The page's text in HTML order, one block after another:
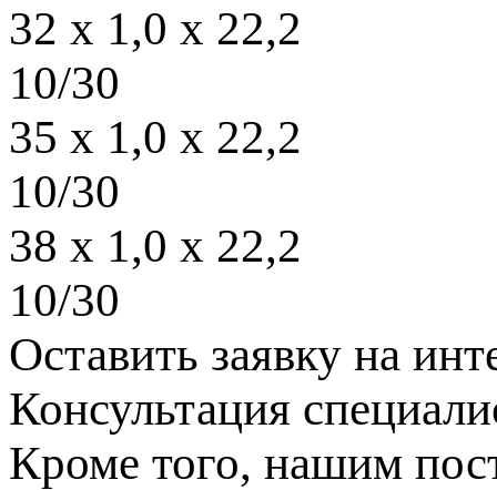
32 x 1,0 x 22,2
10/30
35 x 1,0 x 22,2
10/30
38 x 1,0 x 22,2
10/30
Оставить заявку на
Консультация
Кроме того, нашим